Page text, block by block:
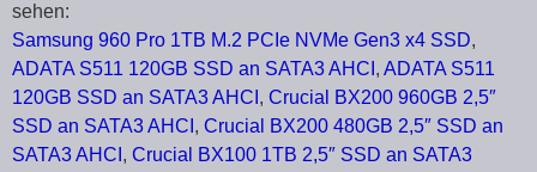
sehen:
Samsung 960 Pro 1TB M.2 PCIe NVMe Gen3 x4 SSD,
ADATA S511 120GB SSD an SATA3 AHCI , ADATA S511
120GB SSD an SATA3 AHCI , Crucial BX200 960GB 2,5″
SSD an SATA3 AHCI , Crucial BX200 480GB 2,5″ SSD an
SATA3 AHCI , Crucial BX100 1TB 2,5″ SSD an SATA3